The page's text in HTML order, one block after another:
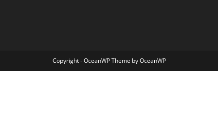
Copyright - OceanWP Theme by OceanWP